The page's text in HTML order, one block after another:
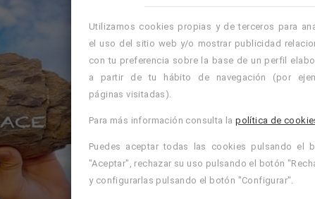
"Cursos
Utilizamos cookies propias y de terceros para
el uso del sitio web y/o mostrar publicidad
con tu preferencia sobre la base de un perfil
a partir de tu hábito de navegación (por
páginas visitadas).
Para más información consulta lapolítica de
Puedes aceptar todas las cookies pulsando el
"Aceptar", rechazar su uso pulsando el botón
y configurarlas pulsando el botón "Configurar".